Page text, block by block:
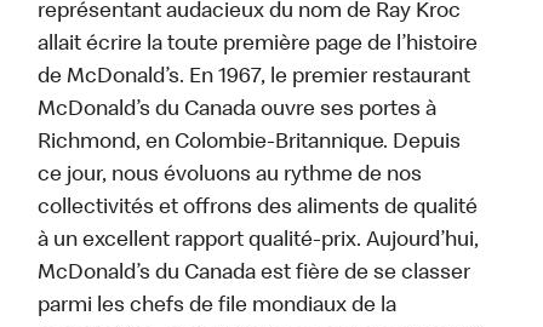
représentant audacieux du nom de Ray Kroc
allait écrire la toute première page de l’histoire
de McDonald’s. En 1967, le premier restaurant
McDonald’s du Canada ouvre ses portes à
Richmond, en Colombie-Britannique. Depuis
ce jour, nous évoluons au rythme de nos
collectivités et offrons des aliments de qualité
à un excellent rapport qualité-prix. Aujourd’hui,
McDonald’s du Canada est fière de se classer
parmi les chefs de file mondiaux de la